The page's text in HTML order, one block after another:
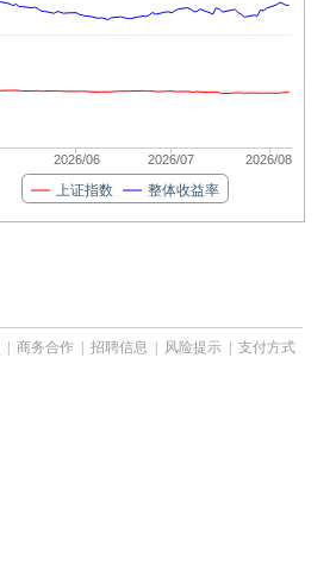
上证指数 整体收益率
2026/06 2026/07 2026/08
商务合作 招聘信息 风险提示 支付方式